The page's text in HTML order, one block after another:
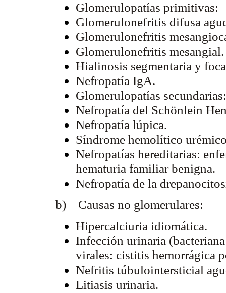
Glomerulopatías primitivas:
Glomerulonefritis difusa
Glomerulonefritis
Glomerulonefritis mesangial.
Hialinosis segmentaria y
Nefropatía IgA.
Glomerulopatías secundarias:
Nefropatía del Schönlein
Nefropatía lúpica.
Síndrome hemolítico
Nefropatías hereditarias:
hematuria familiar benigna.
Nefropatía de la
b) Causas no glomerulares:
Hipercalciuria idiomática.
Infección urinaria
virales: cistitis hemorrágica
Nefritis túbulointersticial
Litiasis urinaria.